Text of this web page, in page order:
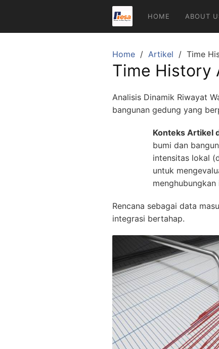
content
HOME ABOUT
Home Artikel Time
Time History
Analisis Dinamik Riwayat
bangunan gedung yang
Konteks Artikel
bumi dan
intensitas lokal
untuk
Rencana sebagai data
integrasi bertahap.